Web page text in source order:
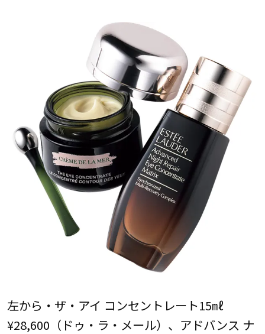
左から・ザ・アイ コンセントレート15㎖
¥28,600（ドゥ・ラ・メール）、アドバンス ナ